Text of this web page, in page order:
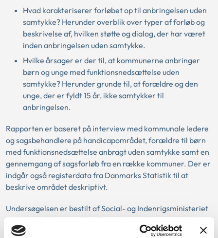
Hvad karakteriserer forløbet op til anbringelsen uden
samtykke? Herunder overblik over typer af forløb og
beskrivelse af, hvilken støtte og dialog, der har været
inden anbringelsen uden samtykke.
Hvilke årsager er der til, at kommunerne anbringer
børn og unge med funktionsnedsættelse uden
samtykke? Herunder grunde til, at forældre og den
unge, der er fyldt 15 år, ikke samtykker til
anbringelsen.
Rapporten er baseret på interview med kommunale ledere
og sagsbehandlere på handicapområdet, forældre til børn
med funktionsnedsættelse anbragt uden samtykke samt en
gennemgang af sagsforløb fra en række kommuner. Der er
indgår også registerdata fra Danmarks Statistik til at
beskrive området deskriptivt.
Undersøgelsen er bestilt af Social- og Indenrigsministeriet
som sidste del i en række af to undersøgelser om
anbringelse uden samtykke. Denne rapport retter et